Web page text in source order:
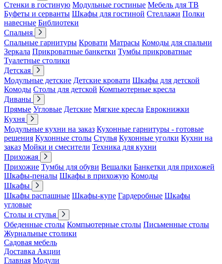
Стенки в гостиную Модульные гостиные Мебель для ТВ
Буфеты и серванты Шкафы для гостиной Стеллажи Полки
навесные Библиотеки
Спальня
Спальные гарнитуры Кровати Матрасы Комоды для спальни
Зеркала Прикроватные банкетки Тумбы прикроватные
Туалетные столики
Детская
Модульные детские Детские кровати Шкафы для детской
Комоды Столы для детской Компьютерные кресла
Диваны
Прямые Угловые Детские Мягкие кресла Еврокнижки
Кухня
Модульные кухни на заказ Кухонные гарнитуры - готовые
решения Кухонные столы Стулья Кухонные уголки Кухни на
заказ Мойки и смесители Техника для кухни
Прихожая
Прихожие Тумбы для обуви Вешалки Банкетки для прихожей
Шкафы-пеналы Шкафы в прихожую Комоды
Шкафы
Шкафы распашные Шкафы-купе Гардеробные Шкафы
угловые
Столы и стулья
Обеденные столы Компьютерные столы Письменные столы
Журнальные столики
Садовая мебель
Доставка Акции
Главная Модули